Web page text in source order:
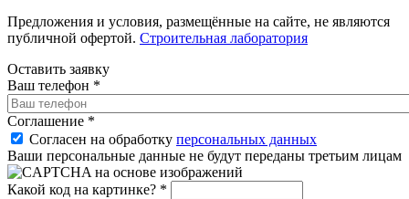
Предложения и условия, размещённые на сайте, не являются
публичной офертой. Строительная лаборатория
Оставить заявку
Ваш телефон *
Соглашение *
Согласен на обработку персональных данных
Ваши персональные данные не будут переданы третьим лицам
Какой код на картинке? *